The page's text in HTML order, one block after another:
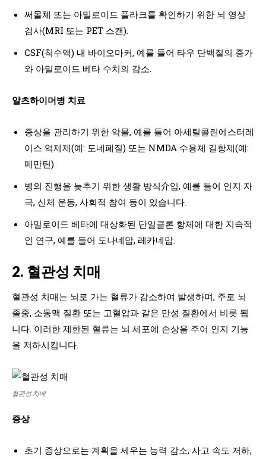
써몰체 또는 아밀로이드 플라크를 확인하기 위한 뇌 영상
검사(MRI 또는 PET 스캔).
CSF(척수액) 내 바이오마커, 예를 들어 타우 단백질의 증가
와 아밀로이드 베타 수치의 감소.
알츠하이머병 치료
증상을 관리하기 위한 약물, 예를 들어 아세틸콜린에스터레
이스 억제제(예: 도네페질) 또는 NMDA 수용체 길항제(예:
메만틴).
병의 진행을 늦추기 위한 생활 방식介입, 예를 들어 인지 자
극, 신체 운동, 사회적 참여 등이 있습니다.
아밀로이드 베타에 대상화된 단일클론 항체에 대한 지속적
인 연구, 예를 들어 도나네맙, 레카네맙.
2. 혈관성 치매
혈관성 치매는 뇌로 가는 혈류가 감소하여 발생하며, 주로 뇌
졸중, 소동맥 질환 또는 고혈압과 같은 만성 질환에서 비롯 됩
니다. 이러한 제한된 혈류는 뇌 세포에 손상을 주어 인지 기능
을 저하시킵니다.
혈관성 치매
증상
초기 증상으로는 계획을 세우는 능력 감소, 사고 속도 저하,